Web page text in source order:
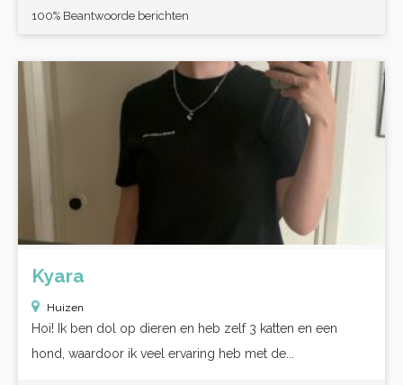
100% Beantwoorde berichten
Kyara
Huizen
Hoi! Ik ben dol op dieren en heb zelf 3 katten en een
hond, waardoor ik veel ervaring heb met de...